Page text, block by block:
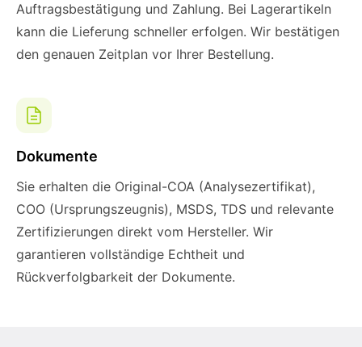
Auftragsbestätigung und Zahlung. Bei Lagerartikeln
kann die Lieferung schneller erfolgen. Wir bestätigen
den genauen Zeitplan vor Ihrer Bestellung.
Dokumente
Sie erhalten die Original-COA (Analysezertifikat),
COO (Ursprungszeugnis), MSDS, TDS und relevante
Zertifizierungen direkt vom Hersteller. Wir
garantieren vollständige Echtheit und
Rückverfolgbarkeit der Dokumente.